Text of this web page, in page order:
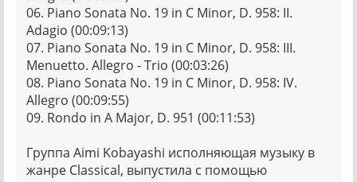
06. Piano Sonata No. 19 in C Minor, D. 958: II.
Adagio (00:09:13)
07. Piano Sonata No. 19 in C Minor, D. 958: III.
Menuetto. Allegro - Trio (00:03:26)
08. Piano Sonata No. 19 in C Minor, D. 958: IV.
Allegro (00:09:55)
09. Rondo in A Major, D. 951 (00:11:53)
Группа Aimi Kobayashi исполняющая музыку в
жанре Classical, выпустила с помощью